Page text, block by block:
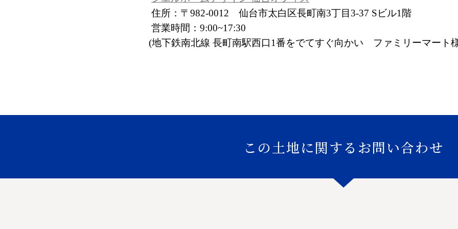
住所：〒982-0012 仙台市太白区長町南3丁目3‐37 Sビル1階
営業時間：9:00~17:30
(地下鉄南北線 長町南駅西口1番をでてすぐ向かい ファミリーマート
この土地に関するお問い合わせ